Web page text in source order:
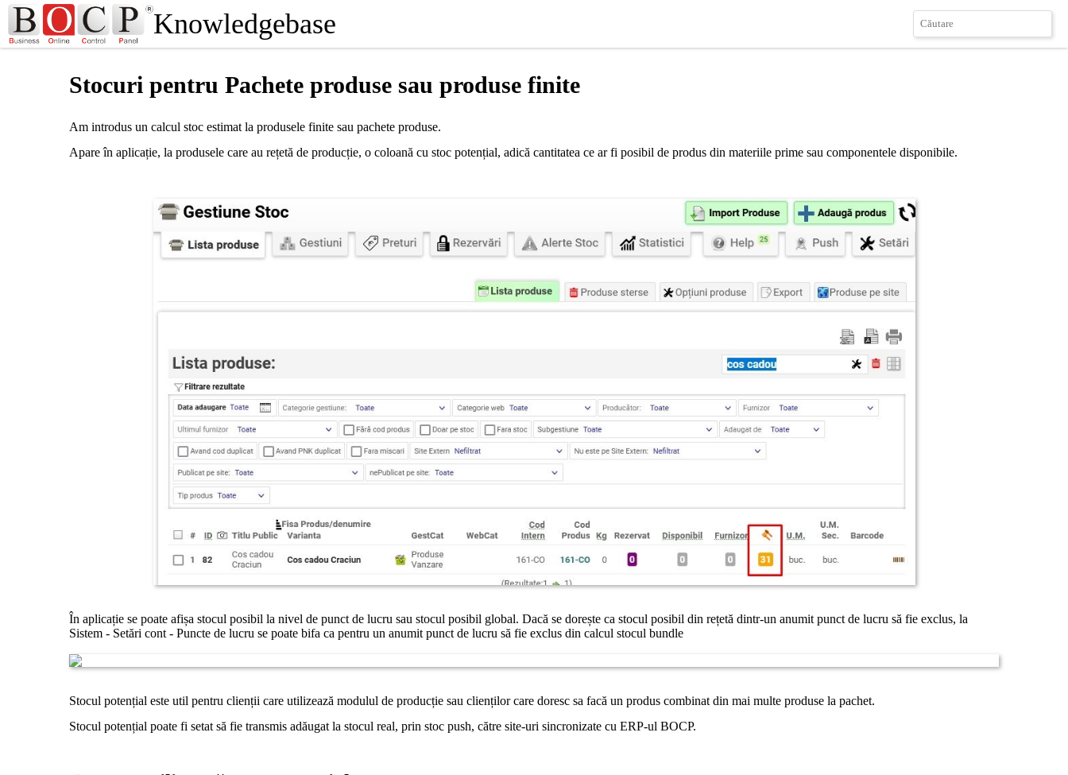
Knowledgebase
Stocuri pentru Pachete produse sau produse finite
Am introdus un calcul stoc estimat la produsele finite sau pachete produse.
Apare în aplicație, la produsele care au rețetă de producție, o coloană cu stoc potențial, adică cantitatea ce ar fi posibil de produs din materiile prime sau componentele disponibile.
În aplicație se poate afișa stocul posibil la nivel de punct de lucru sau stocul posibil global. Dacă se dorește ca stocul posibil din rețetă dintr-un anumit punct de lucru să fie exclus, la
Sistem - Setări cont - Puncte de lucru se poate bifa ca pentru un anumit punct de lucru să fie exclus din calcul stocul bundle
Stocul potențial este util pentru clienții care utilizează modulul de producție sau clienților care doresc sa facă un produs combinat din mai multe produse la pachet.
Stocul potențial poate fi setat să fie transmis adăugat la stocul real, prin stoc push, către site-uri sincronizate cu ERP-ul BOCP.